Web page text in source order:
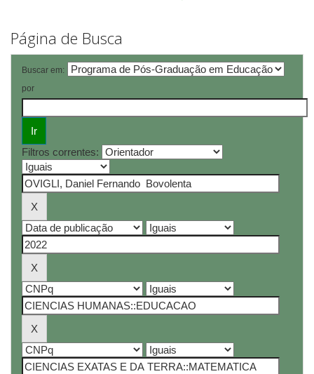
Página de Busca
Buscar em:
por
Filtros correntes: